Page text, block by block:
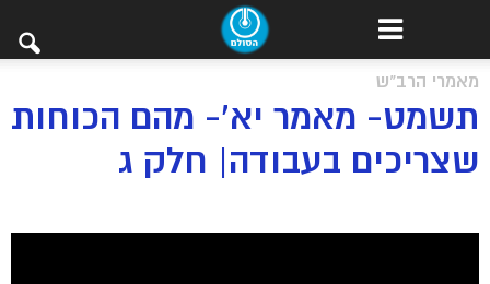
מאמרי הרב"ש
תשמט- מאמר יא’- מהם הכוחות
שצריכים בעבודה| חלק ג